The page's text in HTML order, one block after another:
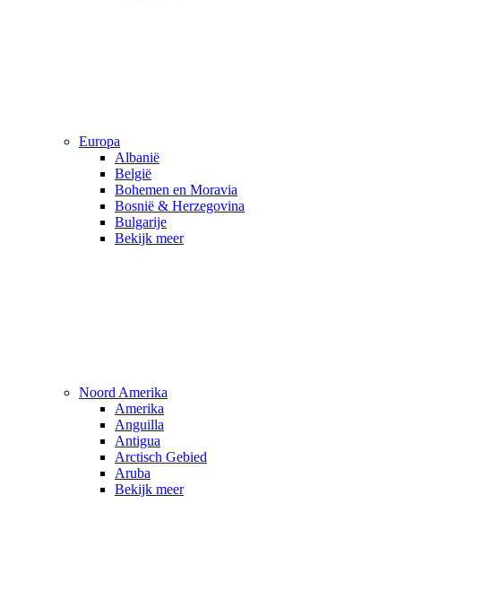
Europa
Albanië
België
Bohemen en Moravia
Bosnië & Herzegovina
Bulgarije
Bekijk meer
Noord Amerika
Amerika
Anguilla
Antigua
Arctisch Gebied
Aruba
Bekijk meer